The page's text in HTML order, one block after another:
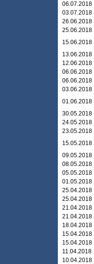
06.07.2018
03.07.2018
26.06.2018
25.06.2018
15.06.2018
13.06.2018
12.06.2018
06.06.2018
06.06.2018
03.06.2018
01.06.2018
30.05.2018
24.05.2018
23.05.2018
15.05.2018
09.05.2018
08.05.2018
05.05.2018
01.05.2018
25.04.2018
25.04.2018
21.04.2018
21.04.2018
18.04.2018
15.04.2018
15.04.2018
11.04.2018
10.04.2018